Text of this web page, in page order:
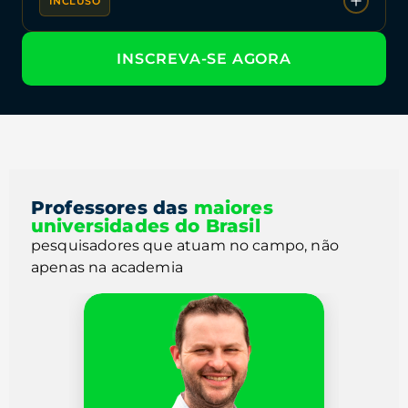
Manejo Nutricional em Café e Citros
INSCREVA-SE AGORA
Professores das maiores
universidades do Brasil
pesquisadores que atuam no campo, não
apenas na academia